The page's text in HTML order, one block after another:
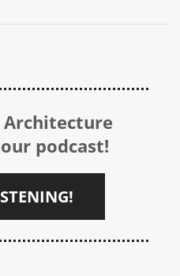
Architecture
podcast!